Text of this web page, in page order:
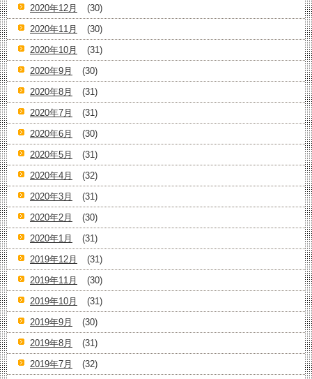
2020年12月
(30)
2020年11月
(30)
2020年10月
(31)
2020年9月
(30)
2020年8月
(31)
2020年7月
(31)
2020年6月
(30)
2020年5月
(31)
2020年4月
(32)
2020年3月
(31)
2020年2月
(30)
2020年1月
(31)
2019年12月
(31)
2019年11月
(30)
2019年10月
(31)
2019年9月
(30)
2019年8月
(31)
2019年7月
(32)